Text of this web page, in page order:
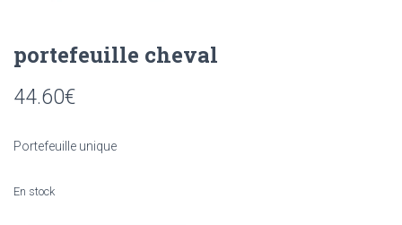
portefeuille cheval
44.60€
Portefeuille unique
En stock